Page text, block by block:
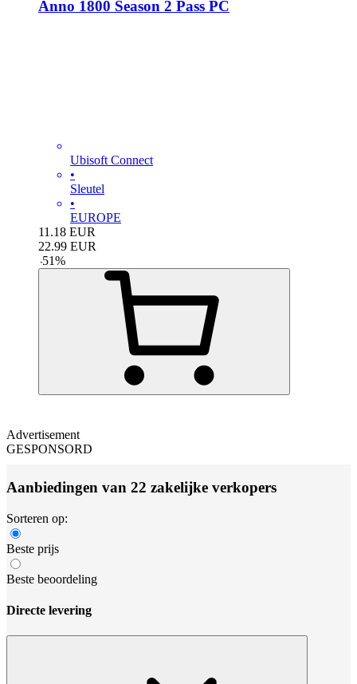
Anno 1800 Season 2 Pass PC
Ubisoft Connect
•
Sleutel
•
EUROPE
11.18 EUR
22.99 EUR
-51%
Advertisement
GESPONSORD
Aanbiedingen van 22 zakelijke verkopers
Sorteren op:
Beste prijs
Beste beoordeling
Directe levering